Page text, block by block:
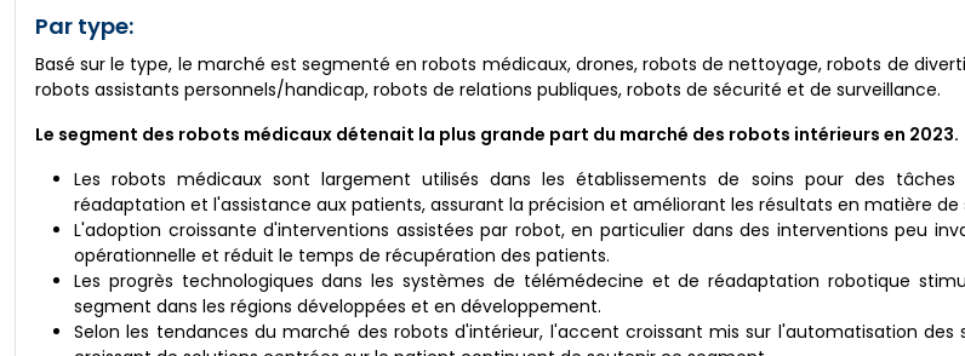
Par type:
Basé sur le type, le marché est segmenté en robots médicaux, drones, robots de nettoyage, robots de
robots assistants personnels/handicap, robots de relations publiques, robots de sécurité et de surveillance.
Le segment des robots médicaux détenait la plus grande part du marché des robots intérieurs en 2023.
Les robots médicaux sont largement utilisés dans les établissements de soins pour des
réadaptation et l'assistance aux patients, assurant la précision et améliorant les résultats en matière de
L'adoption croissante d'interventions assistées par robot, en particulier dans des interventions peu
opérationnelle et réduit le temps de récupération des patients.
Les progrès technologiques dans les systèmes de télémédecine et de réadaptation robotique
segment dans les régions développées et en développement.
Selon les tendances du marché des robots d'intérieur, l'accent croissant mis sur l'automatisation des